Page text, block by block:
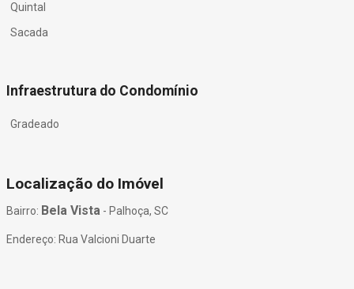
Quintal
Sacada
Infraestrutura do Condomínio
Gradeado
Localização do Imóvel
Bairro: Bela Vista - Palhoça, SC
Endereço: Rua Valcioni Duarte